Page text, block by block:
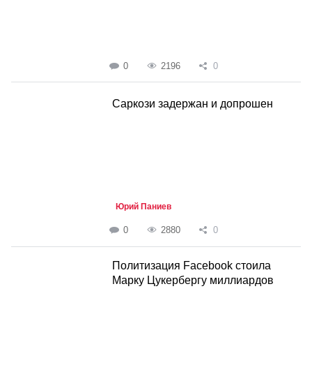
0 2196 0
Саркози задержан и допрошен
Юрий Паниев
0 2880 0
Политизация Facebook стоила
Марку Цукербергу миллиардов